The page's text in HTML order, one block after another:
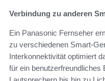
Verbindung zu anderen
Ein Panasonic Fernseher
zu verschiedenen Smart-
Interkonnektivität optimiert
für ein benutzerfreundliches